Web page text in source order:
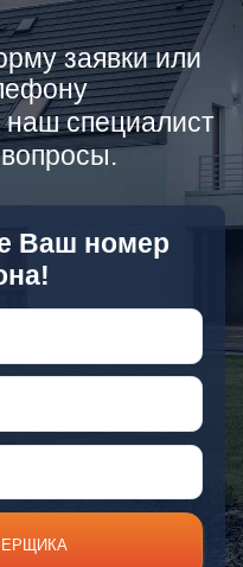
заявки или
специалист
Ваш номер